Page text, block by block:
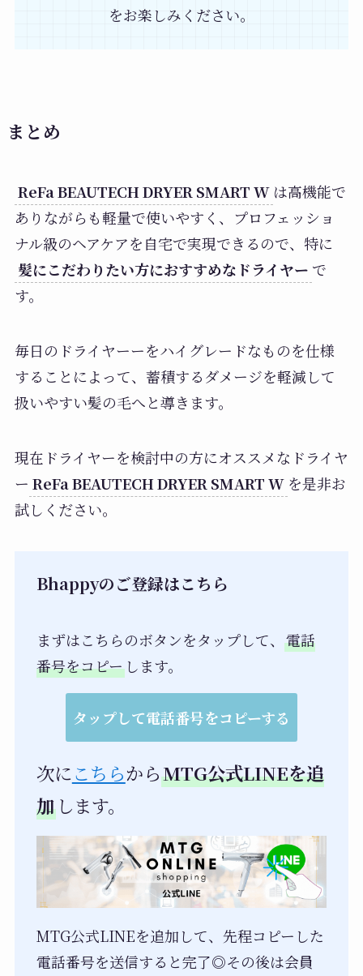
をお楽しみください。
まとめ
ReFa BEAUTECH DRYER SMART W は高機能で
ありながらも軽量で使いやすく、プロフェッショ
ナル級のヘアケアを自宅で実現できるので、特に
髪にこだわりたい方におすすめなドライヤー で
す。
毎日のドライヤーーをハイグレードなものを仕様
することによって、蓄積するダメージを軽減して
扱いやすい髪の毛へと導きます。
現在ドライヤーを検討中の方にオススメなドライヤ
ー ReFa BEAUTECH DRYER SMART W を是非お
試しください。
Bhappyのご登録はこちら
まずはこちらのボタンをタップして、 電話
番号をコピーします。
タップして電話番号をコピーする
次にこちらからMTG公式LINEを追
加します。
MTG公式LINEを追加して、先程コピーした
電話番号を送信すると完了◎その後は会員